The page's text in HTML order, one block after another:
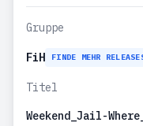
Gruppe
FiH FINDE MEHR
Titel
Weekend_Jail-